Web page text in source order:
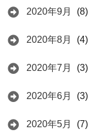
2020年9月 (8)
2020年8月 (4)
2020年7月 (3)
2020年6月 (3)
2020年5月 (7)